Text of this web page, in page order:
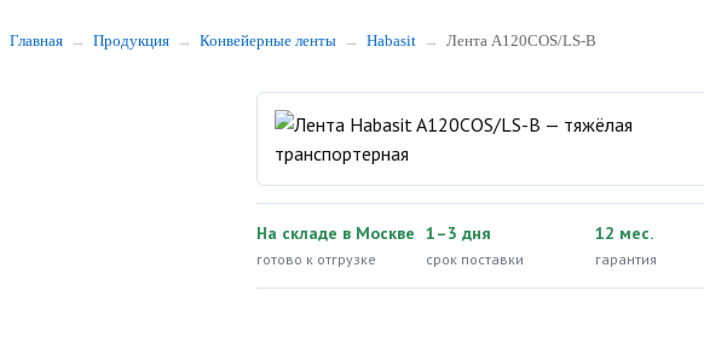
Главная Продукция Конвейерные ленты Habasit Лента A120COS/LS-B
На складе в Москве
готово к отгрузке
1–3 дня
срок поставки
12 мес.
гарантия